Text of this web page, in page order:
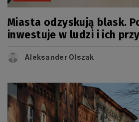
Miasta odzyskują blask.
inwestuje w ludzi i ich
Aleksander Olszak